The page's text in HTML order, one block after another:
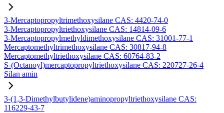
3-Mercaptopropyltrimethoxysilane CAS: 4420-74-0
3-Mercaptopropyltriethoxysilane CAS: 14814-09-6
3-Mercaptopropylmethyldimethoxysilane CAS: 31001-77-1
Mercaptomethyltrimethoxysilane CAS: 30817-94-8
Mercaptomethyltriethoxysilane CAS: 60764-83-2
S-(Octanoyl)mercaptopropyltriethoxysilane CAS: 220727-26-4
Silan amin
3-(1,3-Dimethylbutylidene)aminopropyltriethoxysilane CAS:
116229-43-7